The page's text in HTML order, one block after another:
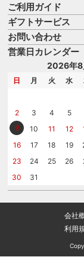
ご利用ガイド
お買い物ガイド
よくある質問
はじめての記念品
記念品工房の使い
ギフトサービス
名入れについて
のし
メッセージカード
お問い合わせ
商品選びを相談す
名入れについて相
カタログを請求す
営業日カレンダー
2026年8
日 月 火 水
2
3 4 5
9
10 11 12
16
17 18 19
23
24 25 26
30
31
会社
利用